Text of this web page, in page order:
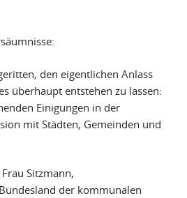
den eigentlichen Anlass
überhaupt entstehen zu lassen:
Einigungen in der
mit Städten, Gemeinden und
Sitzmann,
der kommunalen